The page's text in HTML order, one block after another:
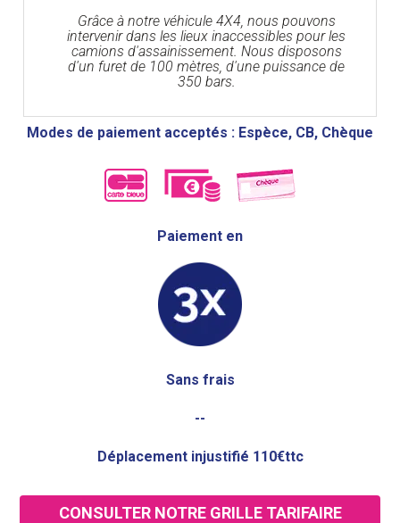
Grâce à notre véhicule 4X4, nous pouvons
intervenir dans les lieux inaccessibles pour les
camions d'assainissement. Nous disposons
d'un furet de 100 mètres, d'une puissance de
350 bars.
Modes de paiement acceptés : Espèce, CB, Chèque
Paiement en
Sans frais
--
Déplacement injustifié 110€ttc
CONSULTER NOTRE GRILLE TARIFAIRE